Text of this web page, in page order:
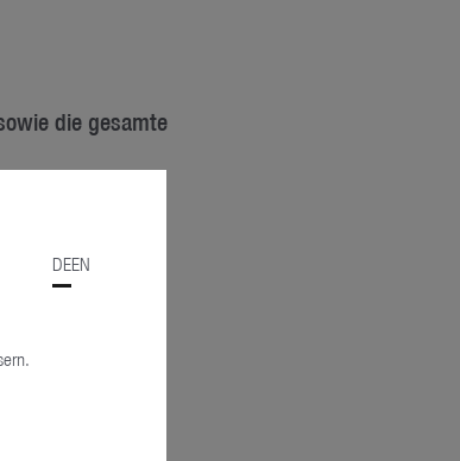
die gesamte
DEEN